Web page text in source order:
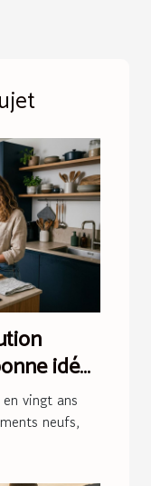
idée
vingt ans
neufs,